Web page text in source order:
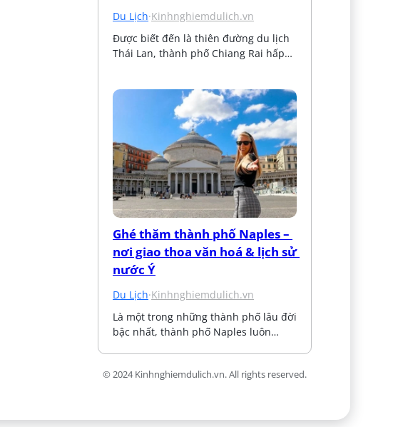
Du Lịch·Kinhnghiemdulich.vn
Được biết đến là thiên đường du lịch
Thái Lan, thành phố Chiang Rai hấp…
Ghé thăm thành phố Naples –
nơi giao thoa văn hoá & lịch sử
nước Ý
Du Lịch·Kinhnghiemdulich.vn
Là một trong những thành phố lâu đời
bậc nhất, thành phố Naples luôn…
© 2024 Kinhnghiemdulich.vn. All rights reserved.